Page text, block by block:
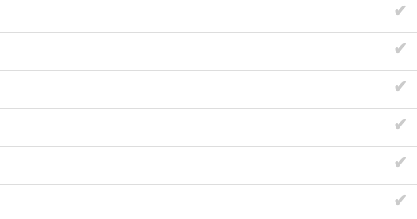
✔
✔
✔
✔
✔
✔